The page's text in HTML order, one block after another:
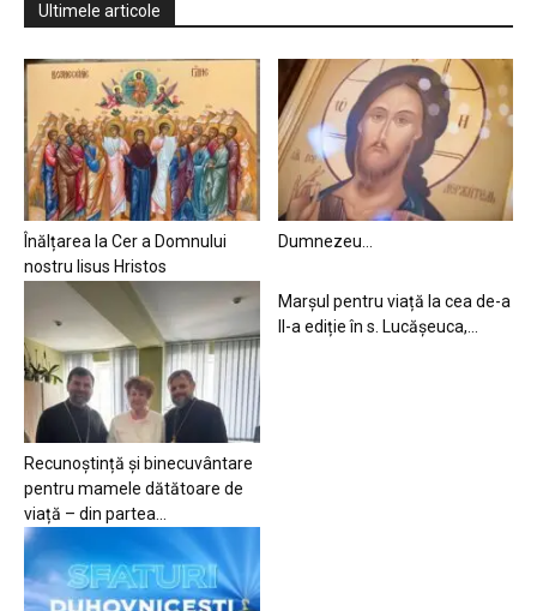
Ultimele articole
Înălțarea la Cer a Domnului
nostru Iisus Hristos
Dumnezeu…
Recunoștință și binecuvântare
pentru mamele dătătoare de
viață – din partea...
Marșul pentru viață la cea de-a
II-a ediție în s. Lucășeuca,...